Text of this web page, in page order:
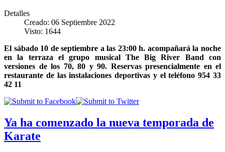
Detalles
Creado: 06 Septiembre 2022
Visto: 1644
El sábado 10 de septiembre a las 23:00 h. acompañará la noche
en la terraza el grupo musical The Big River Band con
versiones de los 70, 80 y 90. Reservas presencialmente en el
restaurante de las instalaciones deportivas y el teléfono 954 33
42 11
Ya ha comenzado la nueva temporada de
Karate